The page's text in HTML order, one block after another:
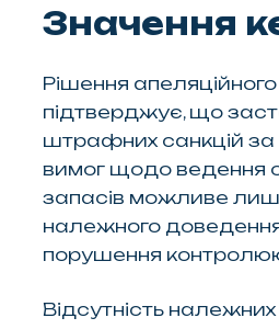
Значення
Рішення
підтверджує, що
штрафних санкцій
вимог щодо ведення
запасів можливе
належного
порушення
Відсутність належних